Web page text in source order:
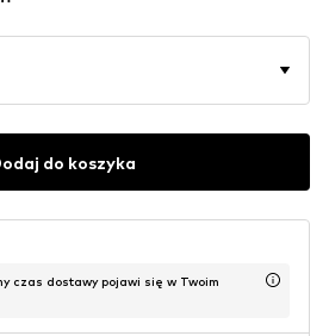
do koszyka
czas dostawy pojawi się w Twoim